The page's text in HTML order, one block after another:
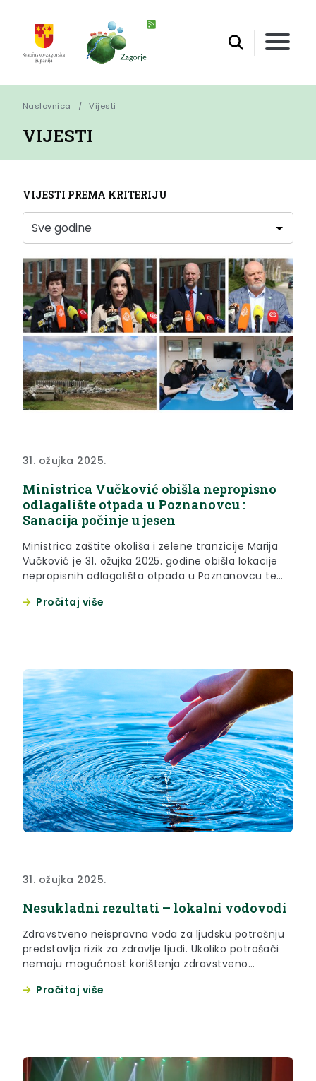
Naslovnica Vijesti
VIJESTI
VIJESTI PREMA KRITERIJU
31. ožujka 2025.
Ministrica Vučković obišla nepropisno
odlagalište otpada u Poznanovcu :
Sanacija počinje u jesen
Ministrica zaštite okoliša i zelene tranzicije Marija
Vučković je 31. ožujka 2025. godine obišla lokacije
nepropisnih odlagališta otpada u Poznanovcu te
da će sami radovi sanacije lokacija početi za
Pročitaj više
31. ožujka 2025.
Nesukladni rezultati – lokalni vodovodi
Zdravstveno neispravna voda za ljudsku potrošnju
predstavlja rizik za zdravlje ljudi. Ukoliko potrošači
nemaju mogućnost korištenja zdravstveno
preporuča se mjera prokuhavanja vode prije
Pročitaj više